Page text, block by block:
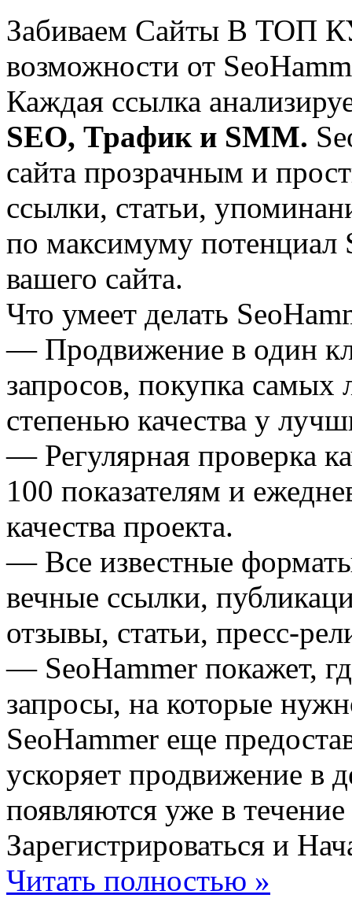
Забиваем Сайты В ТОП
возможности от
Каждая ссылка
SEO, Трафик и SMM.
сайта прозрачным и
ссылки, статьи,
по максимуму потенциал
вашего сайта.
Что умеет делать
— Продвижение в один
запросов, покупка
степенью качества у
— Регулярная проверка
100 показателям и
качества проекта.
— Все известные
вечные ссылки,
отзывы, статьи, пресс-
— SeoHammer покажет,
запросы, на которые
SeoHammer еще
ускоряет продвижение в
появляются уже в
Зарегистрироваться и
Читать полностью »